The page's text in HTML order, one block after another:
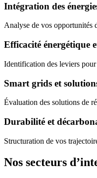
Intégration des
Analyse de vos opportunités
Efficacité énergétique
Identification des leviers
Smart grids et
Évaluation des solutions de
Durabilité et
Structuration de vos
Nos secteurs